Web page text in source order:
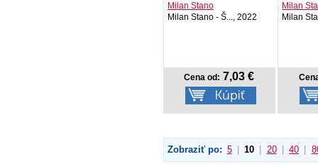
Milan Stano
Milan Stano - Š..., 2022
Cena od: 7,03 €
Milan
Milan
Zobraziť po: 5 | 10 | 20 | 40 |